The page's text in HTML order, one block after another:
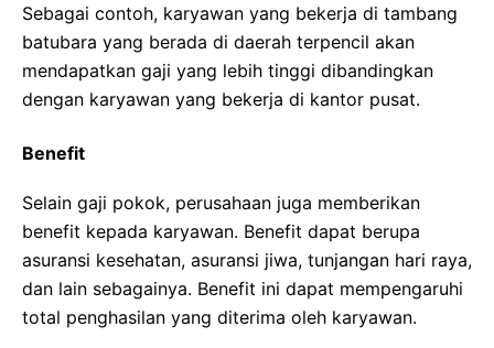
Sebagai contoh, karyawan yang bekerja di tambang
batubara yang berada di daerah terpencil akan
mendapatkan gaji yang lebih tinggi dibandingkan
dengan karyawan yang bekerja di kantor pusat.
Benefit
Selain gaji pokok, perusahaan juga memberikan
benefit kepada karyawan. Benefit dapat berupa
asuransi kesehatan, asuransi jiwa, tunjangan hari raya,
dan lain sebagainya. Benefit ini dapat mempengaruhi
total penghasilan yang diterima oleh karyawan.